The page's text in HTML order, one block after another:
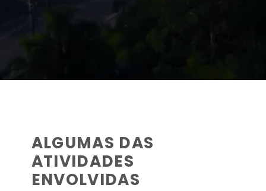
ALGUMAS DAS
ATIVIDADES
ENVOLVIDAS